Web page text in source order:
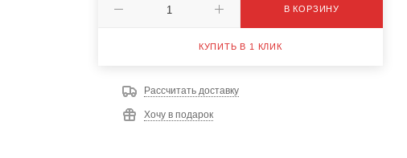
В КОРЗИНУ
КУПИТЬ В 1 КЛИК
Рассчитать доставку
Хочу в подарок